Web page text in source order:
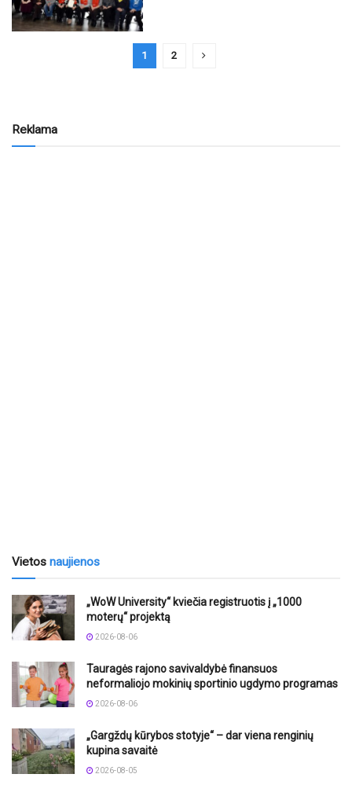
1 2
Reklama
Vietos naujienos
„WoW University“ kviečia registruotis į „1000
moterų“ projektą
2026-08-06
Tauragės rajono savivaldybė finansuos
neformaliojo mokinių sportinio ugdymo programas
2026-08-06
„Gargždų kūrybos stotyje“ – dar viena renginių
kupina savaitė
2026-08-05